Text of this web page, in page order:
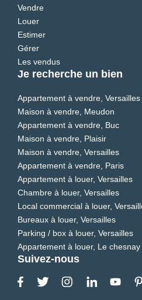
Vendre
Louer
Estimer
Gérer
Les vendus
Je recherche un bien
Appartement à vendre, Versailles
Maison à vendre, Meudon
Appartement à vendre, Buc
Maison à vendre, Plaisir
Maison à vendre, Versailles
Appartement à vendre, Paris
Appartement à louer, Versailles
Chambre à louer, Versailles
Local commercial à louer,
Bureaux à louer, Versailles
Parking / box à louer, Versailles
Appartement à louer, Le
Suivez-nous